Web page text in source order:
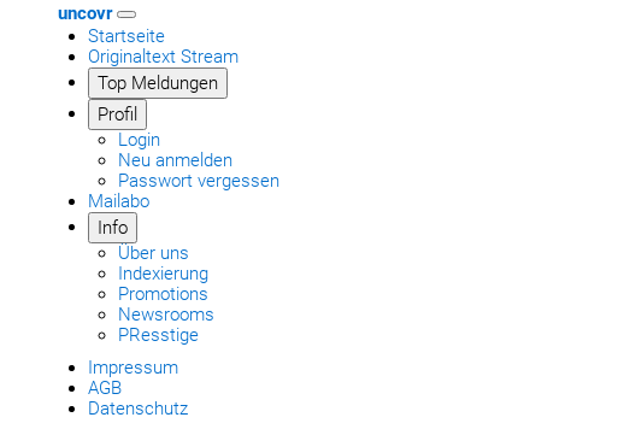
uncovr
Startseite
Originaltext Stream
Top Meldungen
Profil
Login
Neu anmelden
Passwort vergessen
Mailabo
Info
Über uns
Indexierung
Promotions
Newsrooms
PResstige
Impressum
AGB
Datenschutz